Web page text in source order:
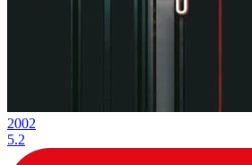
2002
5.2